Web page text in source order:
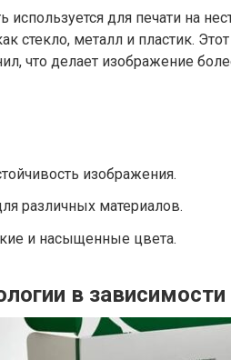
используется для печати на
стекло, металл и пластик.
что делает изображение
изображения.
различных материалов.
и насыщенные цвета.
в зависимости